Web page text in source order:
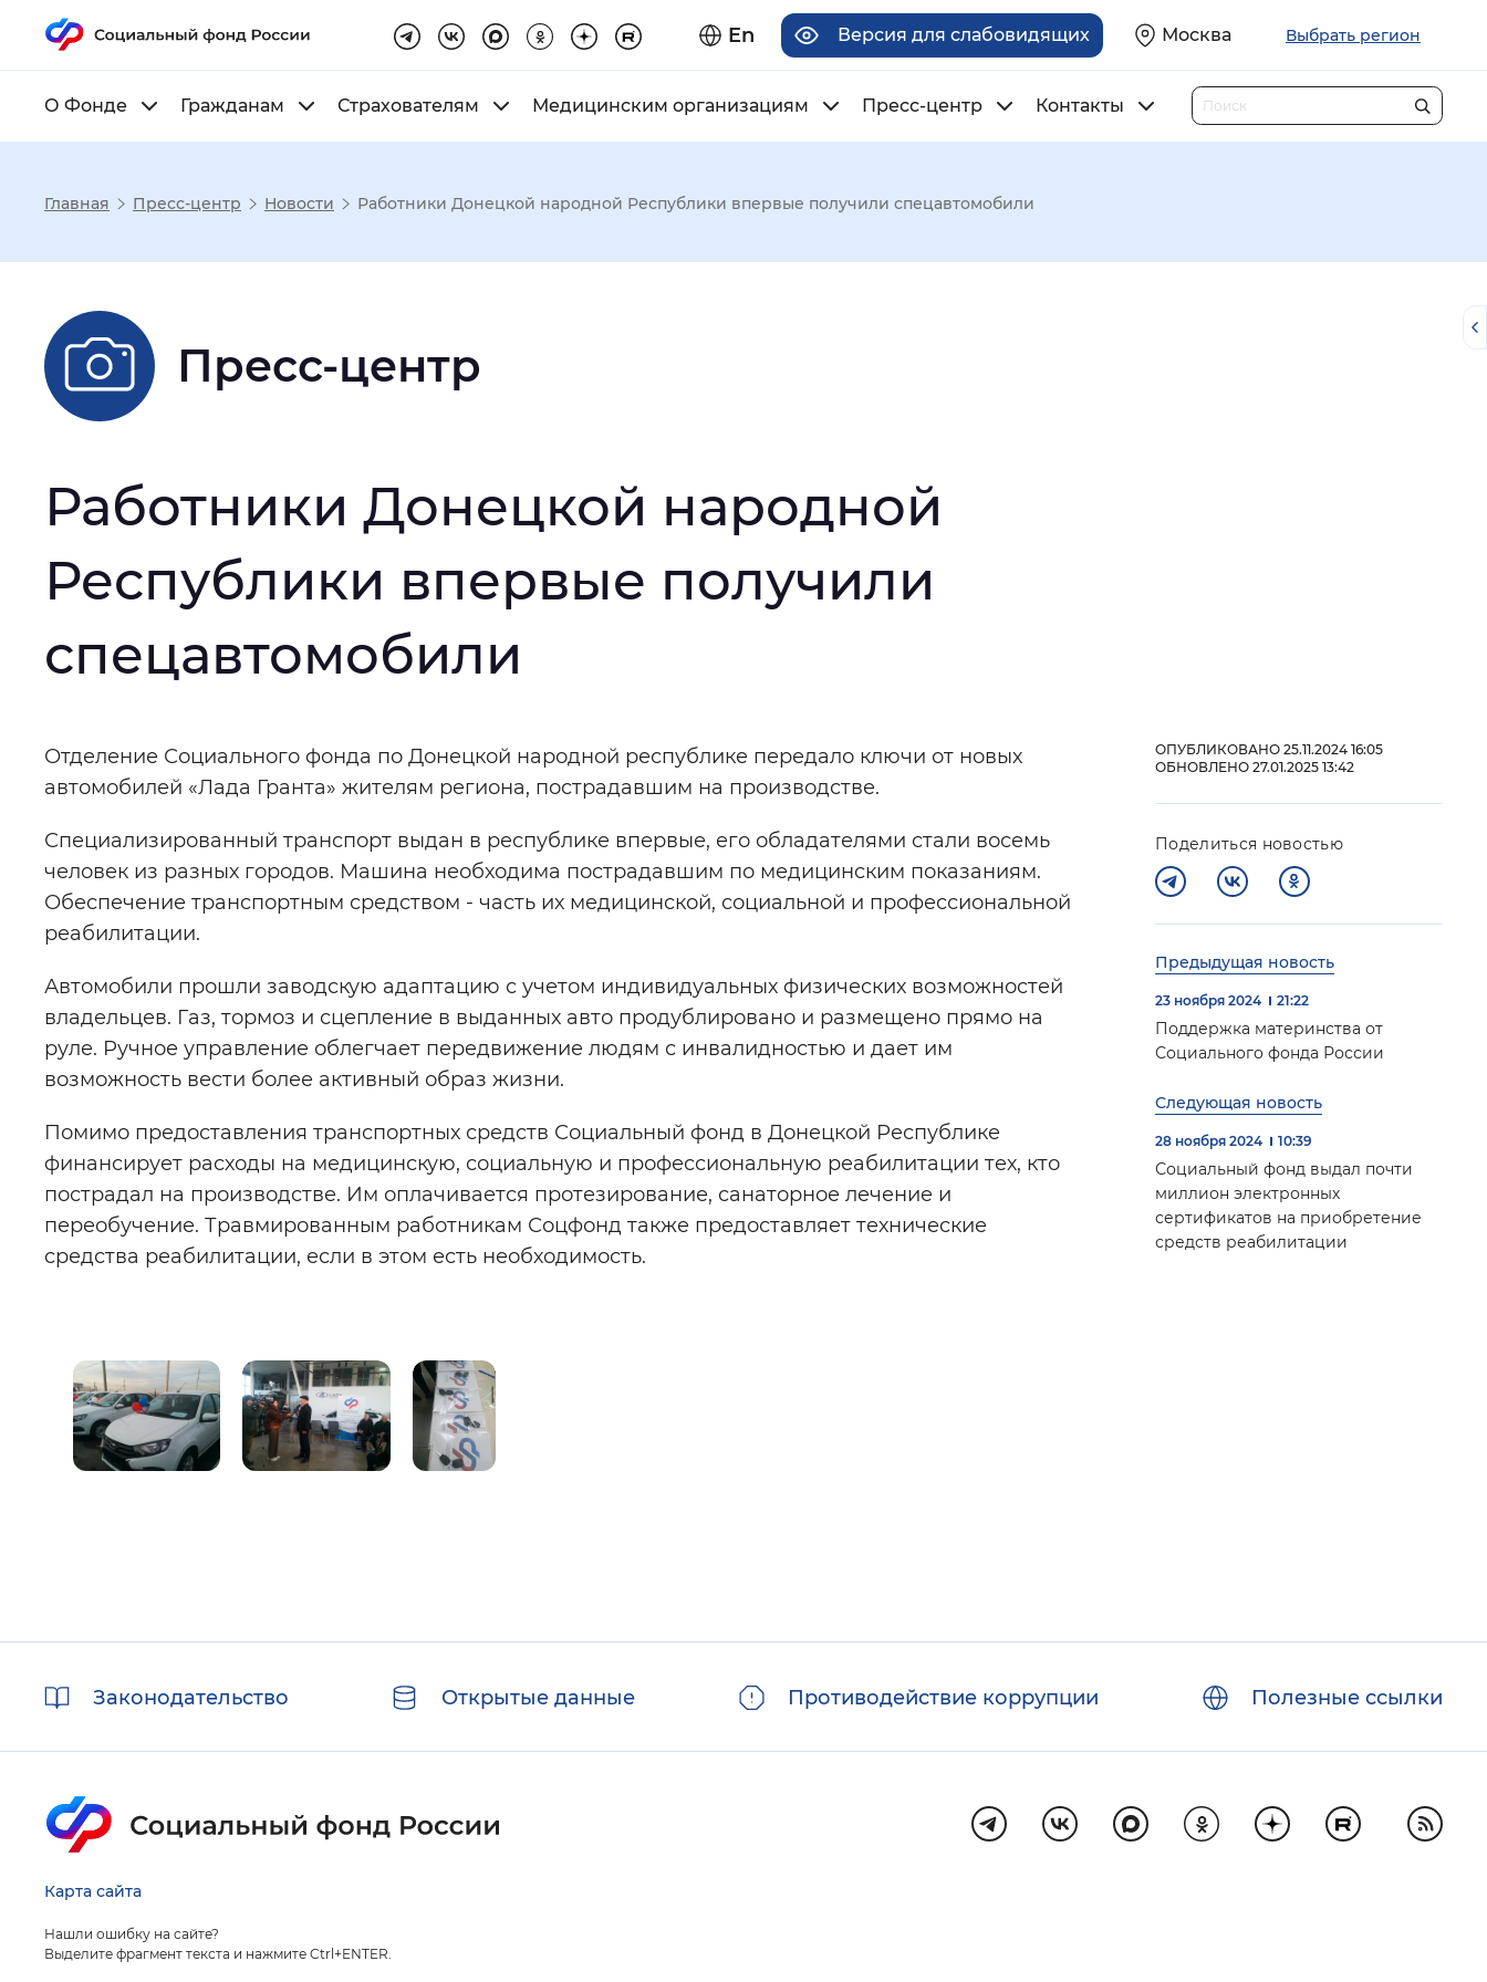
En Версия для слабовидящих Москва Выбрать регион
О Фонде Гражданам Страхователям Медицинским организациям Пресс-центр Контакты
Настройка режима отображения
Размер шрифта
Шрифт
Интервал между буквами Нормальный Увеличенный Большой
Цвет сайта: Монохромный Инверсивный монохромный Синий фон
Звуковой ассистент: Воспроизвести Остановить Повторить
Вернуть стандартные настройки
Главная Пресс-центр Новости Работники Донецкой народной Республики впервые получили спецавтомобили
Пресс-центр
Работники Донецкой народной
Республики впервые получили
спецавтомобили
Основная
информация
Отделение Социального фонда по Донецкой народной республике передало ключи от новых
автомобилей «Лада Гранта» жителям региона, пострадавшим на производстве.
Специализированный транспорт выдан в республике впервые, его обладателями стали восемь
человек из разных городов. Машина необходима пострадавшим по медицинским показаниям.
Обеспечение транспортным средством - часть их медицинской, социальной и профессиональной
реабилитации.
Автомобили прошли заводскую адаптацию с учетом индивидуальных физических возможностей
владельцев. Газ, тормоз и сцепление в выданных авто продублировано и размещено прямо на
руле. Ручное управление облегчает передвижение людям с инвалидностью и дает им
возможность вести более активный образ жизни.
Помимо предоставления транспортных средств Социальный фонд в Донецкой Республике
финансирует расходы на медицинскую, социальную и профессиональную реабилитации тех, кто
пострадал на производстве. Им оплачивается протезирование, санаторное лечение и
переобучение. Травмированным работникам Соцфонд также предоставляет технические
средства реабилитации, если в этом есть необходимость.
ОПУБЛИКОВАНО 25.11.2024 16:05
ОБНОВЛЕНО 27.01.2025 13:42
Поделиться новостью
Предыдущая новость
23 ноября 2024 21:22
Поддержка материнства от
Социального фонда России
Следующая новость
28 ноября 2024 10:39
Социальный фонд выдал почти
миллион электронных
сертификатов на приобретение
средств реабилитации
ссылкиЗаконодательство Открытые данные Противодействие коррупции Полезные ссылки
Карта сайта
Нашли ошибку на сайте?
Выделите фрагмент текста и нажмите Ctrl+ENTER.